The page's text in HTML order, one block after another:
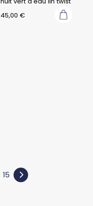
45,00 €
15